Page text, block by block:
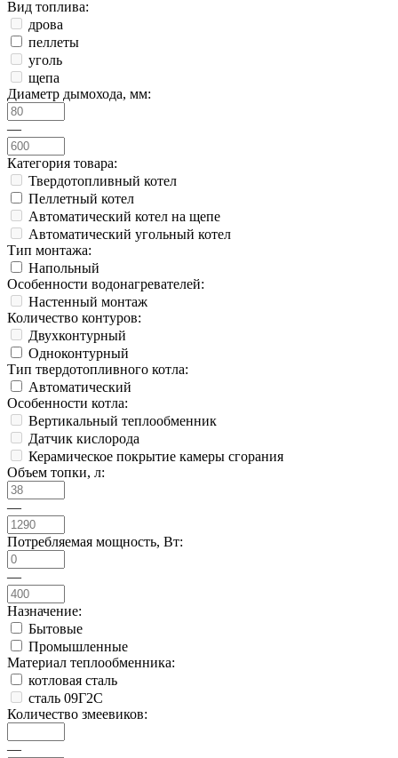
Вид топлива:
дрова
пеллеты
уголь
щепа
Диаметр дымохода, мм:
—
Категория товара:
Твердотопливный котел
Пеллетный котел
Автоматический котел на щепе
Автоматический угольный котел
Тип монтажа:
Напольный
Особенности водонагревателей:
Настенный монтаж
Количество контуров:
Двухконтурный
Одноконтурный
Тип твердотопливного котла:
Автоматический
Особенности котла:
Вертикальный теплообменник
Датчик кислорода
Керамическое покрытие камеры сгорания
Объем топки, л:
—
Потребляемая мощность, Вт:
—
Назначение:
Бытовые
Промышленные
Материал теплообменника:
котловая сталь
сталь 09Г2С
Количество змеевиков:
—